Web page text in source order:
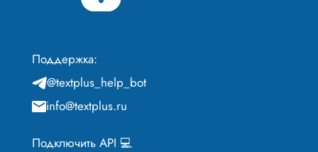
Поддержка:
@textplus_help_bot
info@textplus.ru
Подключить API 💻